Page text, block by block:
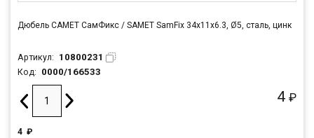
Дюбель САМЕТ СамФикс / SAMET SamFix 34х11х6.3, Ø5, сталь, цинк
Артикул: 10800231
Код: 0000/166533
4 ₽
4 ₽